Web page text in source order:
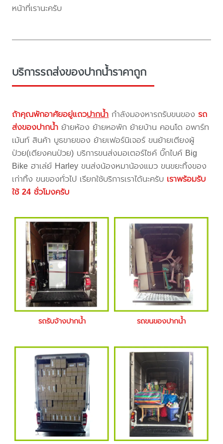
หน้าที่เรานะครับ
บริการรถส่งของปากน้ำราคาถูก
ถ้าคุณพักอาศัยอยู่แถวปากน้ำ กำลังมองหารถรับขนของรถ
ส่งของปากน้ำ ย้ายห้อง ย้ายหอพัก ย้ายบ้าน คอนโด อพาร์ท
เม้นท์ สินค้า บูธขายของ ย้ายเฟอร์นิเจอร์ ขนย้ายเตียงผู้
ป่วย(เตียงคนป่วย) บริการขนส่งมอเตอร์ไซค์ บิ๊กไบค์ Big
Bike ฮาเล่ย์ Harley ขนส่งน้องหมาน้องแมว ขนขยะทิ้งของ
เก่าทิ้ง ขนของทั่วไป เรียกใช้บริการเราได้นะครับ เราพร้อมรับ
ใช้ 24 ชั่วโมงครับ
รถรับจ้างปากน้ำ รถขนของปากน้ำ